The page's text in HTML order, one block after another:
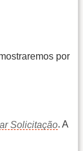
por
. A